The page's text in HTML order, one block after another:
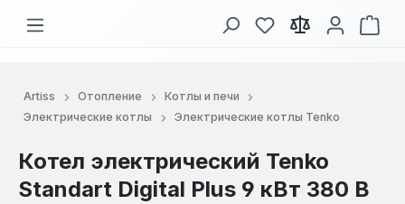
У вас есть товары
В
Artiss Отопление
Котлы и печи
Электрические котлы
Электрические котлы Tenko
Котел электрический Tenko
Standart Digital Plus 9 кВт 380 В